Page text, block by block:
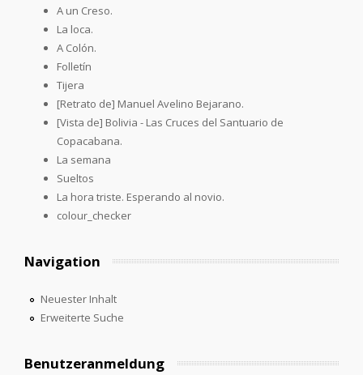
A un Creso.
La loca.
A Colón.
Folletín
Tijera
[Retrato de] Manuel Avelino Bejarano.
[Vista de] Bolivia - Las Cruces del Santuario de
Copacabana.
La semana
Sueltos
La hora triste. Esperando al novio.
colour_checker
Navigation
Neuester Inhalt
Erweiterte Suche
Benutzeranmeldung